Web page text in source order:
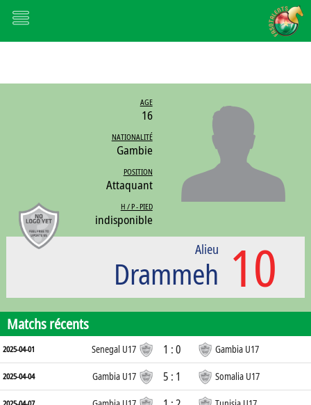
AGE
16
NATIONALITÉ
Gambie
POSITION
Attaquant
H / P - PIED
indisponible
10
Alieu
Drammeh
Matchs récents
2025-04-01 Senegal U17 1 : 0 Gambia U17
2025-04-04 Gambia U17 5 : 1 Somalia U17